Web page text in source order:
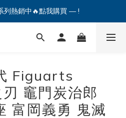
列熱銷中🔥點我購買 — !
列熱銷中🔥點我購買 — !
新好友領優惠券！🎫
Figuarts
竈門炭治郎
富岡義勇 鬼滅